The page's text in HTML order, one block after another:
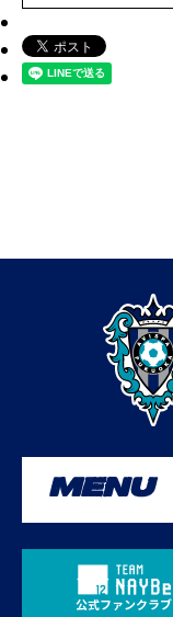
MENU
公式ファンクラブ